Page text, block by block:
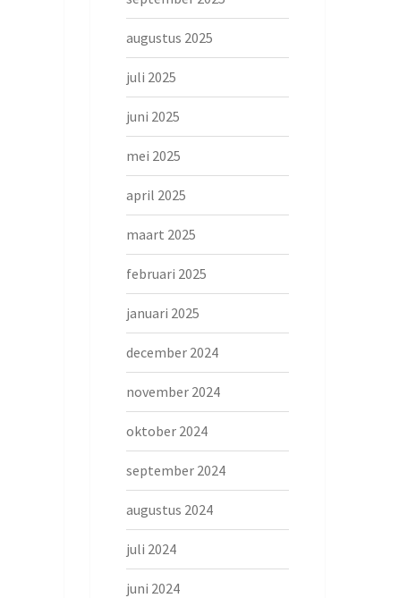
augustus 2025
juli 2025
juni 2025
mei 2025
april 2025
maart 2025
februari 2025
januari 2025
december 2024
november 2024
oktober 2024
september 2024
augustus 2024
juli 2024
juni 2024